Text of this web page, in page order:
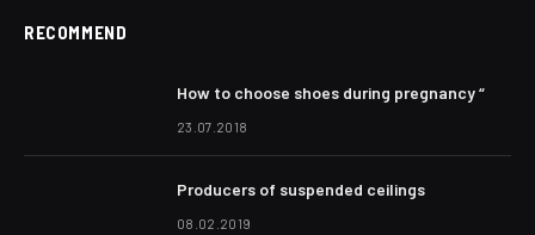
RECOMMEND
How to choose shoes during pregnancy “
23.07.2018
Producers of suspended ceilings
08.02.2019